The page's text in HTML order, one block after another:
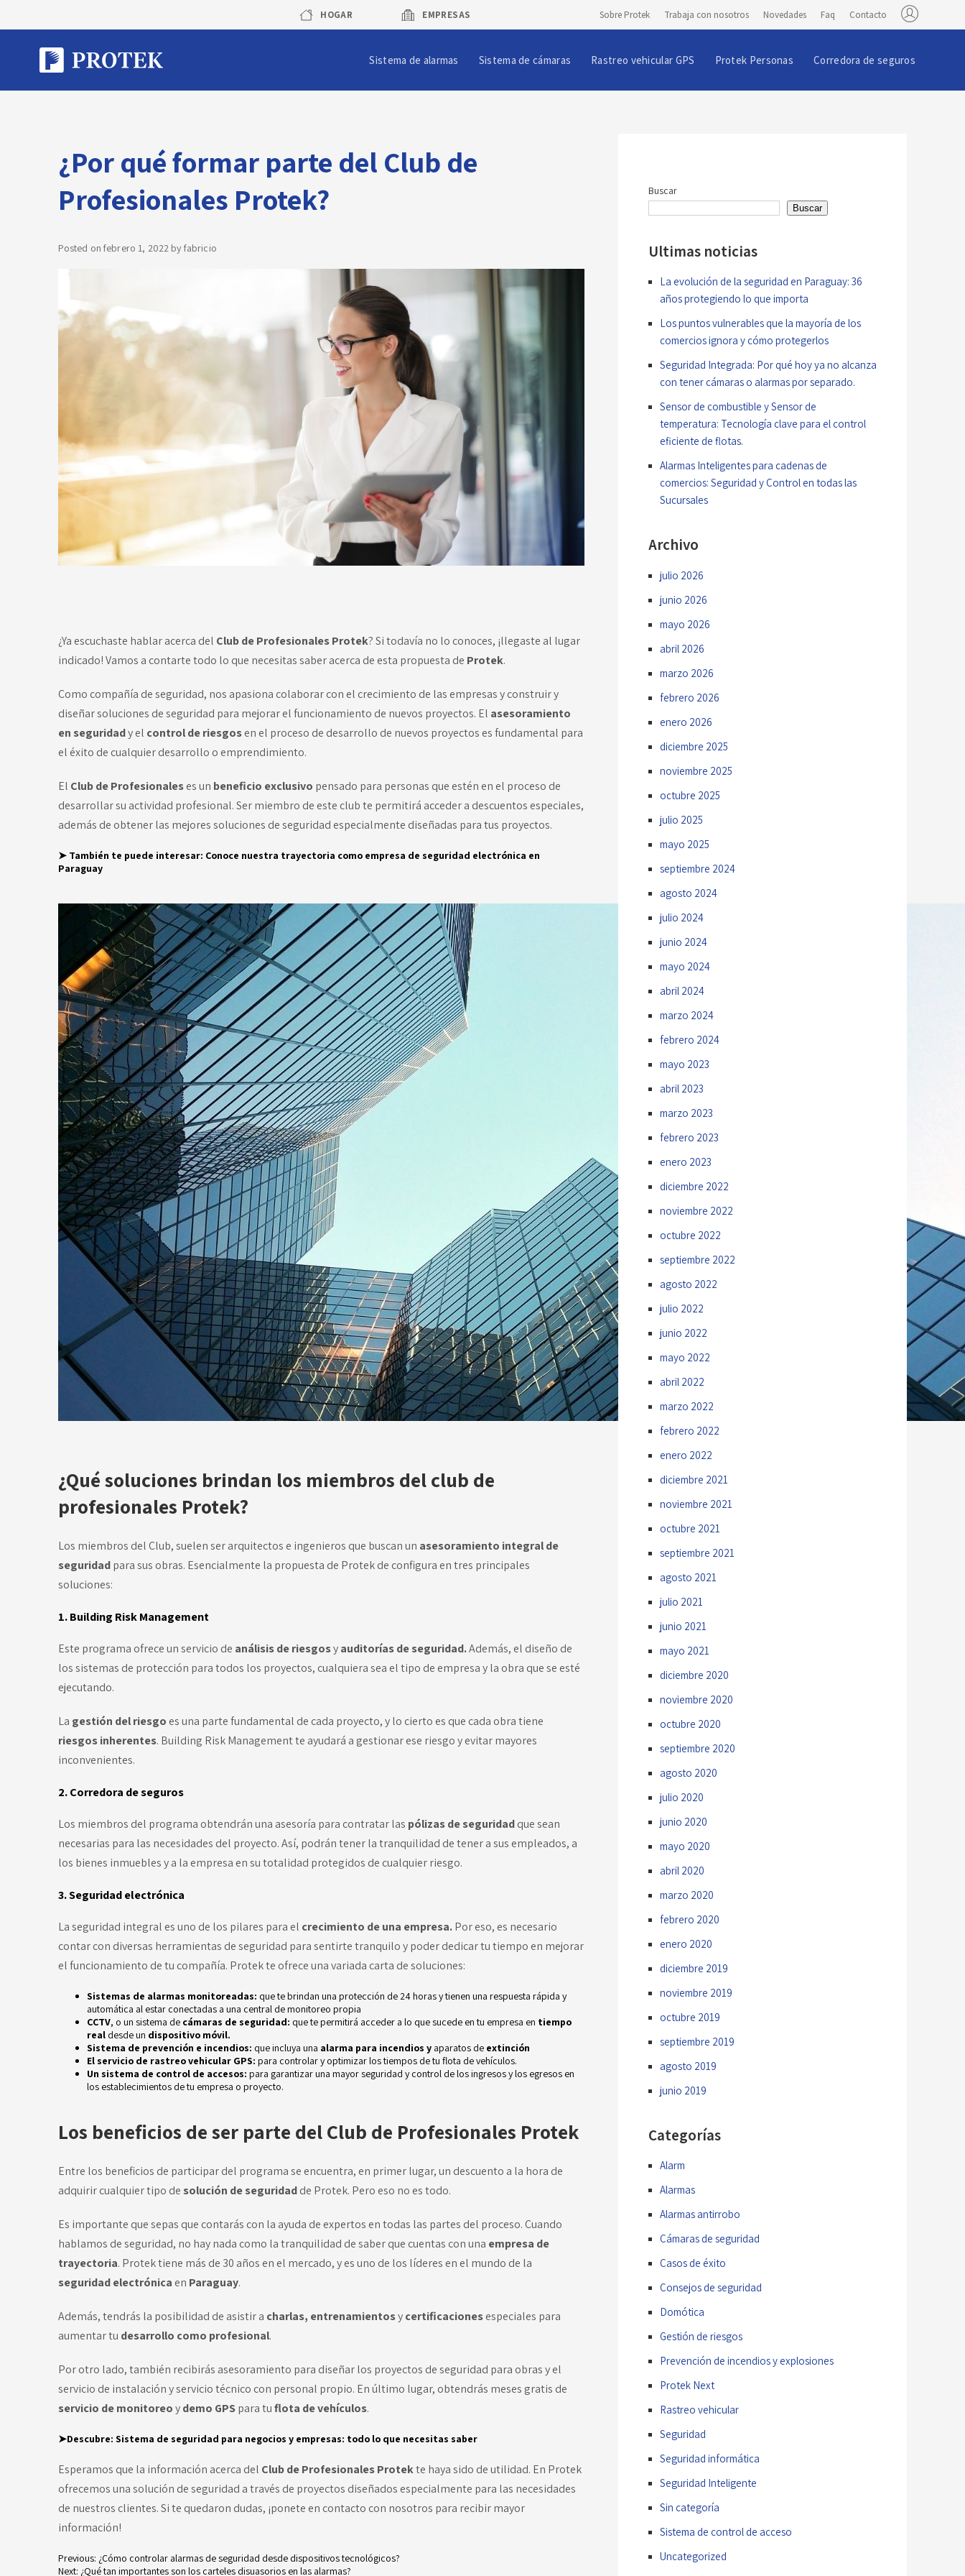
content
HOGAR EMPRESAS Sobre Protek Trabaja con nosotros Novedades Faq Contacto
Sistema de alarmas Sistema de cámaras Rastreo vehicular GPS Protek Personas Corredora de seguros
¿Por qué formar parte del Club de
Profesionales Protek?
Posted onfebrero 1, 2022 by fabricio
¿Ya escuchaste hablar acerca del Club de Profesionales Protek? Si todavía no lo conoces, ¡llegaste al lugar
indicado! Vamos a contarte todo lo que necesitas saber acerca de esta propuesta de Protek.
Como compañía de seguridad, nos apasiona colaborar con el crecimiento de las empresas y construir y
diseñar soluciones de seguridad para mejorar el funcionamiento de nuevos proyectos. El asesoramiento
en seguridady el control de riesgosen el proceso de desarrollo de nuevos proyectos es fundamental para
el éxito de cualquier desarrollo o emprendimiento.
El Club de Profesionales es un beneficio exclusivo pensado para personas que estén en el proceso de
desarrollar su actividad profesional. Ser miembro de este club te permitirá acceder a descuentos especiales,
además de obtener las mejores soluciones de seguridad especialmente diseñadas para tus proyectos.
➤ También te puede interesar: Conoce nuestra trayectoria como empresa de seguridad electrónica en
Paraguay
¿Qué soluciones brindan los miembros del club de
profesionales Protek?
Los miembros del Club, suelen serarquitectos e ingenieros que buscan un asesoramiento integral de
seguridadpara sus obras. Esencialmente la propuesta de Protek de configura en tres principales
soluciones:
1. Building Risk Management
Este programa ofrece un servicio de análisis de riesgosyauditorías de seguridad.Además, el diseño de
los sistemas de protección para todos los proyectos, cualquiera sea el tipo de empresa y la obra que se esté
ejecutando.
La gestión del riesgo es una parte fundamental de cada proyecto, y lo cierto es que cada obra tiene
riesgos inherentes. Building Risk Management te ayudará a gestionar ese riesgo y evitar mayores
inconvenientes.
2. Corredora de seguros
Los miembros del programa obtendrán una asesoría para contratar las pólizas de seguridadque sean
necesarias para las necesidades del proyecto. Así, podrán tener la tranquilidad de tener a sus empleados, a
los bienes inmuebles y a la empresa en su totalidad protegidos de cualquier riesgo.
3. Seguridad electrónica
La seguridad integral es uno de los pilares para el crecimiento de una empresa.Por eso, es necesario
contar con diversas herramientas de seguridad para sentirte tranquilo y poder dedicar tu tiempo en mejorar
el funcionamiento de tu compañía. Protek te ofrece una variada carta de soluciones:
Sistemas de alarmas monitoreadas: que te brindan una protección de 24 horas y tienen una respuesta rápida y
automática al estar conectadas a una central de monitoreo propia
CCTV, o un sistema de cámaras de seguridad: que te permitirá acceder a lo que sucede en tu empresa en tiempo
real desde un dispositivo móvil.
Sistema de prevención e incendios: que incluya una alarma para incendios yaparatos de extinción
El servicio de rastreo vehicular GPS: para controlar y optimizar los tiempos de tu flota de vehículos.
Un sistema de control de accesos: para garantizar una mayor seguridad y control de los ingresos y los egresos en
los establecimientos de tu empresa o proyecto.
Los beneficios de ser parte del Club de Profesionales Protek
Entre los beneficios de participar del programa se encuentra, en primer lugar, un descuento a la hora de
adquirir cualquier tipo de solución de seguridadde Protek. Pero eso no es todo.
Es importante que sepas que contarás con la ayuda de expertos en todas las partes del proceso. Cuando
hablamos de seguridad, no hay nada como la tranquilidad de saber que cuentas con una empresa de
trayectoria. Protek tiene más de 30 años en el mercado, y es uno de los líderes en el mundo de la
seguridad electrónica en Paraguay.
Además, tendrás la posibilidad de asistir a charlas, entrenamientosycertificacionesespeciales para
aumentar tu desarrollo como profesional.
Por otro lado, también recibirás asesoramiento para diseñar los proyectos de seguridad para obras y el
servicio de instalación y servicio técnico con personal propio. En último lugar, obtendrás meses gratis de
servicio de monitoreoydemo GPSpara tuflota de vehículos.
➤Descubre: Sistema de seguridad para negocios y empresas: todo lo que necesitas saber
Esperamos que la información acerca del Club de Profesionales Protekte haya sido de utilidad. En Protek
ofrecemos una solución de seguridad a través de proyectos diseñados especialmente para las necesidades
de nuestros clientes. Si te quedaron dudas, ¡ponete en contacto con nosotros para recibir mayor
información!
Previous: ¿Cómo controlar alarmas de seguridad desde dispositivos tecnológicos?
Next: ¿Qué tan importantes son los carteles disuasorios en las alarmas?
Buscar
Buscar
Ultimas noticias
La evolución de la seguridad en Paraguay: 36
años protegiendo lo que importa
Los puntos vulnerables que la mayoría de los
comercios ignora y cómo protegerlos
Seguridad Integrada: Por qué hoy ya no alcanza
con tener cámaras o alarmas por separado.
Sensor de combustible y Sensor de
temperatura: Tecnología clave para el control
eficiente de flotas.
Alarmas Inteligentes para cadenas de
comercios: Seguridad y Control en todas las
Sucursales
Archivo
julio 2026
junio 2026
mayo 2026
abril 2026
marzo 2026
febrero 2026
enero 2026
diciembre 2025
noviembre 2025
octubre 2025
julio 2025
mayo 2025
septiembre 2024
agosto 2024
julio 2024
junio 2024
mayo 2024
abril 2024
marzo 2024
febrero 2024
mayo 2023
abril 2023
marzo 2023
febrero 2023
enero 2023
diciembre 2022
noviembre 2022
octubre 2022
septiembre 2022
agosto 2022
julio 2022
junio 2022
mayo 2022
abril 2022
marzo 2022
febrero 2022
enero 2022
diciembre 2021
noviembre 2021
octubre 2021
septiembre 2021
agosto 2021
julio 2021
junio 2021
mayo 2021
diciembre 2020
noviembre 2020
octubre 2020
septiembre 2020
agosto 2020
julio 2020
junio 2020
mayo 2020
abril 2020
marzo 2020
febrero 2020
enero 2020
diciembre 2019
noviembre 2019
octubre 2019
septiembre 2019
agosto 2019
junio 2019
Categorías
Alarm
Alarmas
Alarmas antirrobo
Cámaras de seguridad
Casos de éxito
Consejos de seguridad
Domótica
Gestión de riesgos
Prevención de incendios y explosiones
Protek Next
Rastreo vehicular
Seguridad
Seguridad informática
Seguridad Inteligente
Sin categoría
Sistema de control de acceso
Uncategorized